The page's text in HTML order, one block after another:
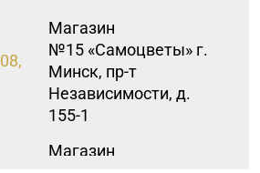
Магазин
№15 «Самоцветы» г.
Минск, пр-т
Независимости, д.
155-1
Магазин